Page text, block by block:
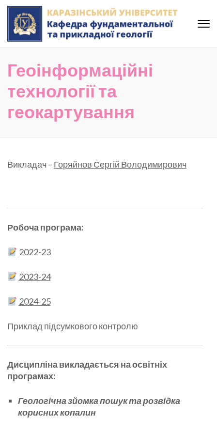
Skip
content
(Press
Кафедра фундаментальної
та прикладної геології
Каразінського Університету
Геоінформаційні
технології та
геокартування
Викладач – Горяйнов Сергій Володимирович
Робоча програма:
2022-23
2023-24
2024-25
Приклад підсумкового контролю
Дисципліна викладається на освітніх
програмах:
Геологічна зйомка пошук та розвідка
корисних копалин